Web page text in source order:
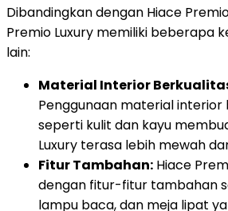
Dibandingkan dengan Hiace
Premio Luxury memiliki beberapa
lain:
Material Interior
Penggunaan material interior
seperti kulit dan kayu
Luxury terasa lebih mewah
Fitur Tambahan: Hiace
dengan fitur-fitur tambahan
lampu baca, dan meja lipat